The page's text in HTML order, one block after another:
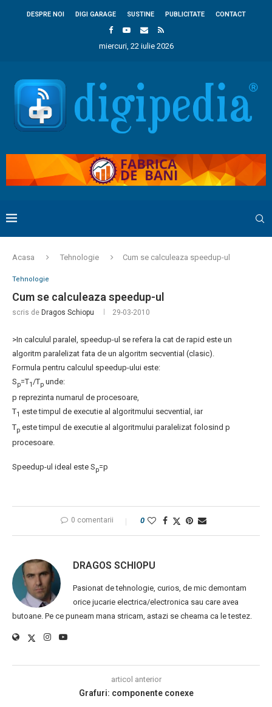
DESPRE NOI DIGI GARAGE SUSTINE PUBLICITATE CONTACT
miercuri, 22 iulie 2026
Acasa Tehnologie Cum se calculeaza speedup-ul
Tehnologie
Cum se calculeaza speedup-ul
scris de Dragos Schiopu 29-03-2010
>In calculul paralel, speedup-ul se refera la cat de rapid este un
algoritm paralelizat fata de un algoritm secvential (clasic).
Formula pentru calculul speedup-ului este:
Sp=T1/Tp unde:
p reprezinta numarul de procesoare,
T1 este timpul de executie al algoritmului secvential, iar
Tp este timpul de executie al algoritmului paralelizat folosind p
procesoare.
Speedup-ul ideal este Sp=p
0 comentarii 0
DRAGOS SCHIOPU
Pasionat de tehnologie, curios, de mic demontam
orice jucarie electrica/electronica sau care avea
butoane. Pe ce puneam mana stricam, astazi se cheama ca le testez.
articol anterior
Grafuri: componente conexe